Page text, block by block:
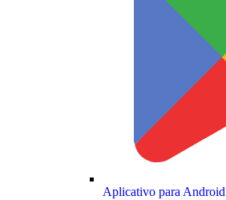
Aplicativo para Android